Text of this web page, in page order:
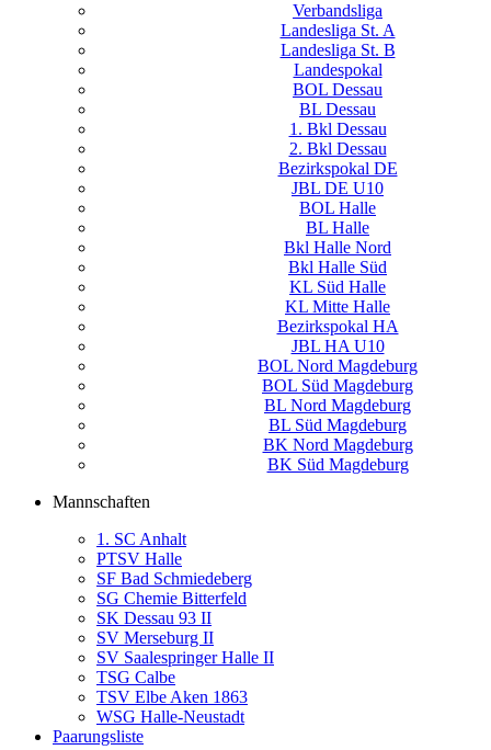
Verbandsliga
Landesliga St. A
Landesliga St. B
Landespokal
BOL Dessau
BL Dessau
1. Bkl Dessau
2. Bkl Dessau
Bezirkspokal DE
JBL DE U10
BOL Halle
BL Halle
Bkl Halle Nord
Bkl Halle Süd
KL Süd Halle
KL Mitte Halle
Bezirkspokal HA
JBL HA U10
BOL Nord Magdeburg
BOL Süd Magdeburg
BL Nord Magdeburg
BL Süd Magdeburg
BK Nord Magdeburg
BK Süd Magdeburg
Mannschaften
1. SC Anhalt
PTSV Halle
SF Bad Schmiedeberg
SG Chemie Bitterfeld
SK Dessau 93 II
SV Merseburg II
SV Saalespringer Halle II
TSG Calbe
TSV Elbe Aken 1863
WSG Halle-Neustadt
Paarungsliste